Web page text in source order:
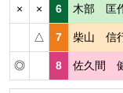
× × 6 木部 匡
△ 7 柴山 信
◎ 8 佐久間